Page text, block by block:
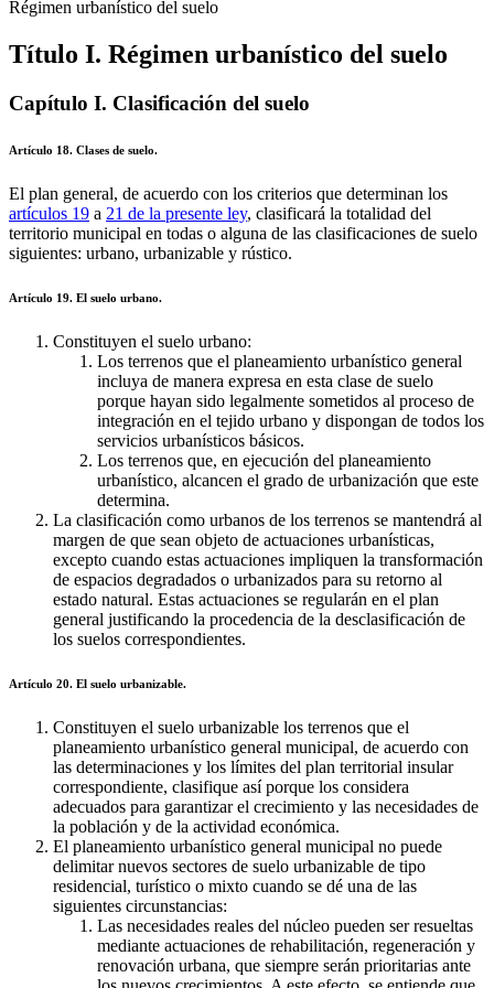
disciplina urbanística
Régimen urbanístico del suelo
Título I. Régimen urbanístico del suelo
Capítulo I. Clasificación del suelo
Artículo 18. Clases de suelo.
El plan general, de acuerdo con los criterios que determinan los
artículos 19 a 21 de la presente ley, clasificará la totalidad del
territorio municipal en todas o alguna de las clasificaciones de suelo
siguientes: urbano, urbanizable y rústico.
Artículo 19. El suelo urbano.
Constituyen el suelo urbano:
Los terrenos que el planeamiento urbanístico general
incluya de manera expresa en esta clase de suelo
porque hayan sido legalmente sometidos al proceso de
integración en el tejido urbano y dispongan de todos los
servicios urbanísticos básicos.
Los terrenos que, en ejecución del planeamiento
urbanístico, alcancen el grado de urbanización que este
determina.
La clasificación como urbanos de los terrenos se mantendrá al
margen de que sean objeto de actuaciones urbanísticas,
excepto cuando estas actuaciones impliquen la transformación
de espacios degradados o urbanizados para su retorno al
estado natural. Estas actuaciones se regularán en el plan
general justificando la procedencia de la desclasificación de
los suelos correspondientes.
Artículo 20. El suelo urbanizable.
Constituyen el suelo urbanizable los terrenos que el
planeamiento urbanístico general municipal, de acuerdo con
las determinaciones y los límites del plan territorial insular
correspondiente, clasifique así porque los considera
adecuados para garantizar el crecimiento y las necesidades de
la población y de la actividad económica.
El planeamiento urbanístico general municipal no puede
delimitar nuevos sectores de suelo urbanizable de tipo
residencial, turístico o mixto cuando se dé una de las
siguientes circunstancias:
Las necesidades reales del núcleo pueden ser resueltas
mediante actuaciones de rehabilitación, regeneración y
renovación urbana, que siempre serán prioritarias ante